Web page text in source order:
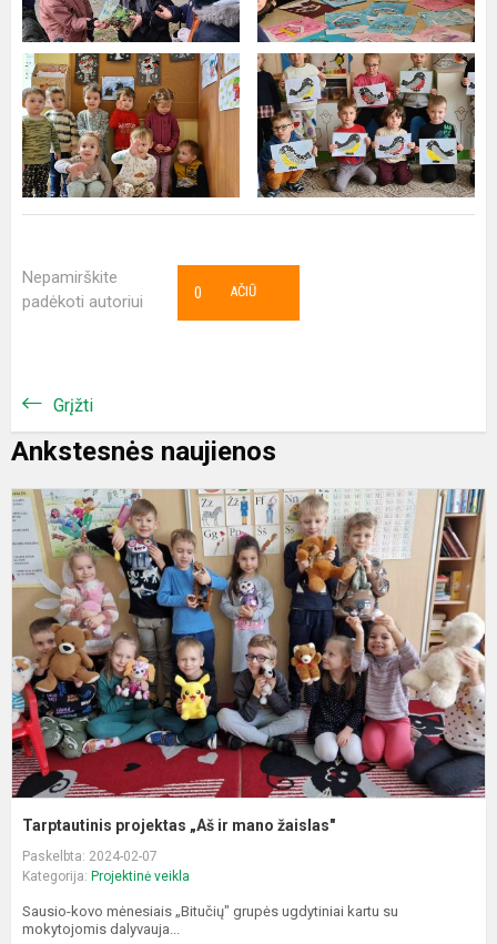
Nepamirškite
padėkoti autoriui
AČIŪ
0
Grįžti
Ankstesnės naujienos
Tarptautinis projektas „Aš ir mano žaislas"
Paskelbta: 2024-02-07
Kategorija: Projektinė veikla
Sausio-kovo mėnesiais „Bitučių" grupės ugdytiniai kartu su
mokytojomis dalyvauja...